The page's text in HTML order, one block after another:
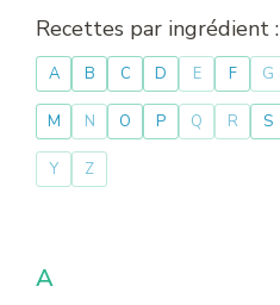
Recettes par ingrédient :
A B C D E F G
M N O P Q R S
Y Z
A